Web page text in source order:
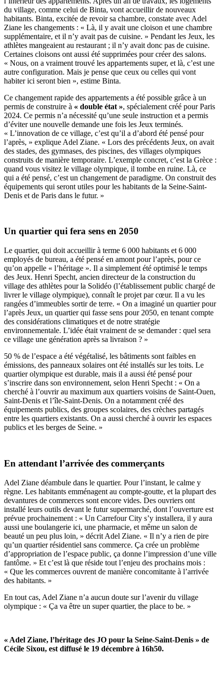
du village, comme celui de Binta, vont accueillir de nouveaux
habitants. Binta, excitée de revoir sa chambre, constate avec Adel
Ziane les changements : « Là, il y avait une cloison et une chambre
supplémentaire, et il n’y avait pas de cuisine. » Pendant les Jeux, les
athlètes mangeaient au restaurant ; il n’y avait donc pas de cuisine.
Certaines cloisons ont aussi été supprimées pour créer des salons.
« Nous, on a vraiment trouvé les appartements super, et là, c’est une
autre configuration. Mais je pense que ceux ou celles qui vont
habiter ici seront bien », estime Binta.
Ce changement rapide des appartements a été possible grâce à un
permis de construire à « double état », spécialement créé pour Paris
2024. Ce permis n’a nécessité qu’une seule instruction et a permis
d’éviter une nouvelle demande une fois les Jeux terminés.
« L’innovation de ce village, c’est qu’il a d’abord été pensé pour
l’après, » explique Adel Ziane. « Lors des précédents Jeux, on avait
des stades, des gymnases, des piscines, des villages olympiques
construits de manière temporaire. L’exemple concret, c’est la Grèce :
quand vous visitez le village olympique, il tombe en ruine. Là, ce
qui a été pensé, c’est un changement de paradigme. On construit des
équipements qui seront utiles pour les habitants de la Seine-Saint-
Denis et de Paris dans le futur. »
Un quartier qui fera sens en 2050
Le quartier, qui doit accueillir à terme 6 000 habitants et 6 000
employés de bureau, a été pensé en amont pour l’après, pour ce
qu’on appelle « l’héritage ». Il a simplement été optimisé le temps
des Jeux. Henri Specht, ancien directeur de la construction du
village des athlètes pour la Solidéo (l’établissement public chargé de
livrer le village olympique), connaît le projet par cœur. Il a vu les
rangées d’immeubles sortir de terre. « On a imaginé un quartier pour
l’après Jeux, un quartier qui fasse sens pour 2050, en tenant compte
des considérations climatiques et de notre stratégie
environnementale. L’idée était vraiment de se demander : quel sera
ce village une génération après sa livraison ? »
50 % de l’espace a été végétalisé, les bâtiments sont faibles en
émissions, des panneaux solaires ont été installés sur les toits. Le
quartier olympique est durable, mais il a aussi été pensé pour
s’inscrire dans son environnement, selon Henri Specht : « On a
cherché à l’ouvrir au maximum aux quartiers voisins de Saint-Ouen,
Saint-Denis et l’île-Saint-Denis. On a notamment créé des
équipements publics, des groupes scolaires, des crèches partagés
entre les quartiers existants. On a aussi cherché à ouvrir les espaces
publics et les berges de Seine. »
En attendant l’arrivée des commerçants
Adel Ziane déambule dans le quartier. Pour l’instant, le calme y
règne. Les habitants emménagent au compte-goutte, et la plupart des
devantures de commerces sont encore vides. Des ouvriers ont
installé leurs outils devant le futur supermarché, dont l’ouverture est
prévue prochainement : « Un Carrefour City s’y installera, il y aura
aussi une boulangerie ici, une pharmacie, et même un salon de
beauté un peu plus loin, » décrit Adel Ziane. « Il n’y a rien de pire
qu’un quartier résidentiel sans commerce. Ça crée un problème
d’appropriation de l’espace public, ça donne l’impression d’une ville
fantôme. » Et c’est là que réside tout l’enjeu des prochains mois :
« Que les commerces ouvrent de manière concomitante à l’arrivée
des habitants. »
En tout cas, Adel Ziane n’a aucun doute sur l’avenir du village
olympique : « Ça va être un super quartier, the place to be. »
« Adel Ziane, l’héritage des JO pour la Seine-Saint-Denis » de
Cécile Sixou, est diffusé le 19 décembre à 16h50.